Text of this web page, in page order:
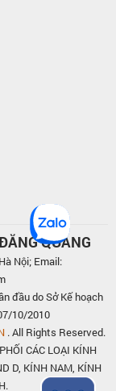
QUANG
Nội; Email:
đầu do Sở Kế hoạch
10/2010
. All Rights Reserved.
CÁC LOẠI KÍNH
D, KÍNH NAM, KÍNH